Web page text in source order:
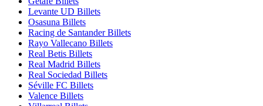
Levante UD Billets
Osasuna Billets
Racing de Santander Billets
Rayo Vallecano Billets
Real Betis Billets
Real Madrid Billets
Real Sociedad Billets
Séville FC Billets
Valence Billets